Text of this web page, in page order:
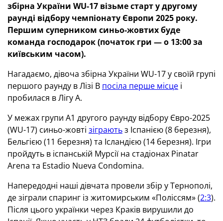
збірна України WU-17 візьме старт у другому
раунді відбору чемпіонату Європи 2025 року.
Першим суперником синьо-жовтих буде
команда господарок (початок гри — о 13:00 за
київським часом).
Нагадаємо, дівоча збірна України WU-17 у своїй групі
першого раунду в Лізі В посіла перше місце і
пробилася в Лігу А.
У межах групи А1 другого раунду відбору Євро-2025
(WU-17) синьо-жовті зіграютьз Іспанією (8 березня),
Бельгією (11 березня) та Ісландією (14 березня). Ігри
пройдуть в іспанській Мурсії на стадіонах Pinatar
Arena та Estadio Nueva Condomina.
Напередодні наші дівчата провели збір у Тернополі,
де зіграли спаринг із житомирським «Поліссям» (2:3).
Після цього українки через Краків вирушили до